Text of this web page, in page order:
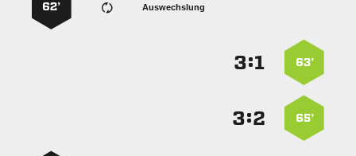
Auswechslung
62’
63’
:
65’
: